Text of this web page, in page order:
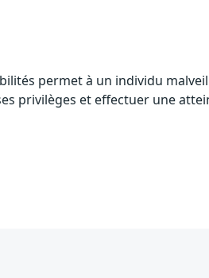
permet à un individu
privilèges et effectuer une